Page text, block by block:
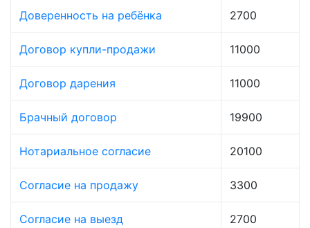
Доверенность на ребёнка 2700
Договор купли-продажи 11000
Договор дарения 11000
Брачный договор 19900
Нотариальное согласие 20100
Согласие на продажу 3300
Согласие на выезд 2700